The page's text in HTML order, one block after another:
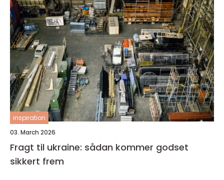
inspiration
03. March 2026
Fragt til ukraine: sådan kommer godset
sikkert frem